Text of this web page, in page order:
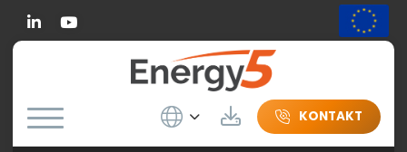
Wybierz język
Herunterladen
KONTAKT